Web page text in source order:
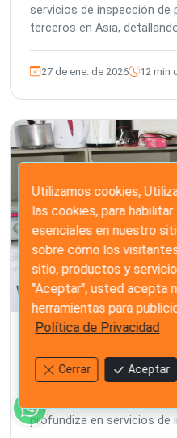
servicios de inspección de
terceros en Asia,
mejorar la calidad del
cumplimiento a través de
expertas de control de
hasta el envío.
27 de ene. de 2026 12 min
artículos para el
servicios de
El abastecimiento de
profundiza en servicios de
Utilizamos cookies,
las cookies, para
esenciales en nuestro
sobre cómo los
sitio, productos y
"Aceptar", usted acepta
herramientas para
Política de Privacidad
Cerrar Aceptar